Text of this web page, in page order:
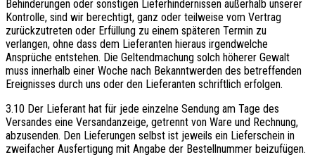
Behinderungen oder sonstigen Lieferhindernissen außerhalb unserer
Kontrolle, sind wir berechtigt, ganz oder teilweise vom Vertrag
zurückzutreten oder Erfüllung zu einem späteren Termin zu
verlangen, ohne dass dem Lieferanten hieraus irgendwelche
Ansprüche entstehen. Die Geltendmachung solch höherer Gewalt
muss innerhalb einer Woche nach Bekanntwerden des betreffenden
Ereignisses durch uns oder den Lieferanten schriftlich erfolgen.
3.10 Der Lieferant hat für jede einzelne Sendung am Tage des
Versandes eine Versandanzeige, getrennt von Ware und Rechnung,
abzusenden. Den Lieferungen selbst ist jeweils ein Lieferschein in
zweifacher Ausfertigung mit Angabe der Bestellnummer beizufügen.